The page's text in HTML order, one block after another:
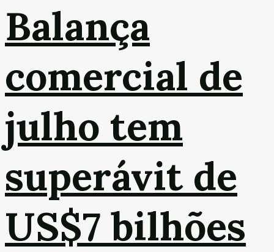
Balança
comercial de
julho tem
superávit de
US$7 bilhões